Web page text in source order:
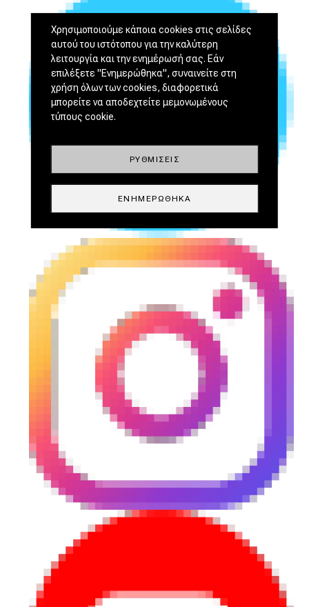
Χρησιμοποιούμε κάποια cookies στις σελίδες
αυτού του ιστότοπου για την καλύτερη
λειτουργία και την ενημέρωσή σας. Εάν
επιλέξετε "Ενημερώθηκα", συναινείτε στη
χρήση όλων των cookies, διαφορετικά
μπορείτε να αποδεχτείτε μεμονωμένους
τύπους cookie.
ΡΥΘΜΊΣΕΙΣ
ΕΝΗΜΕΡΏΘΗΚΑ